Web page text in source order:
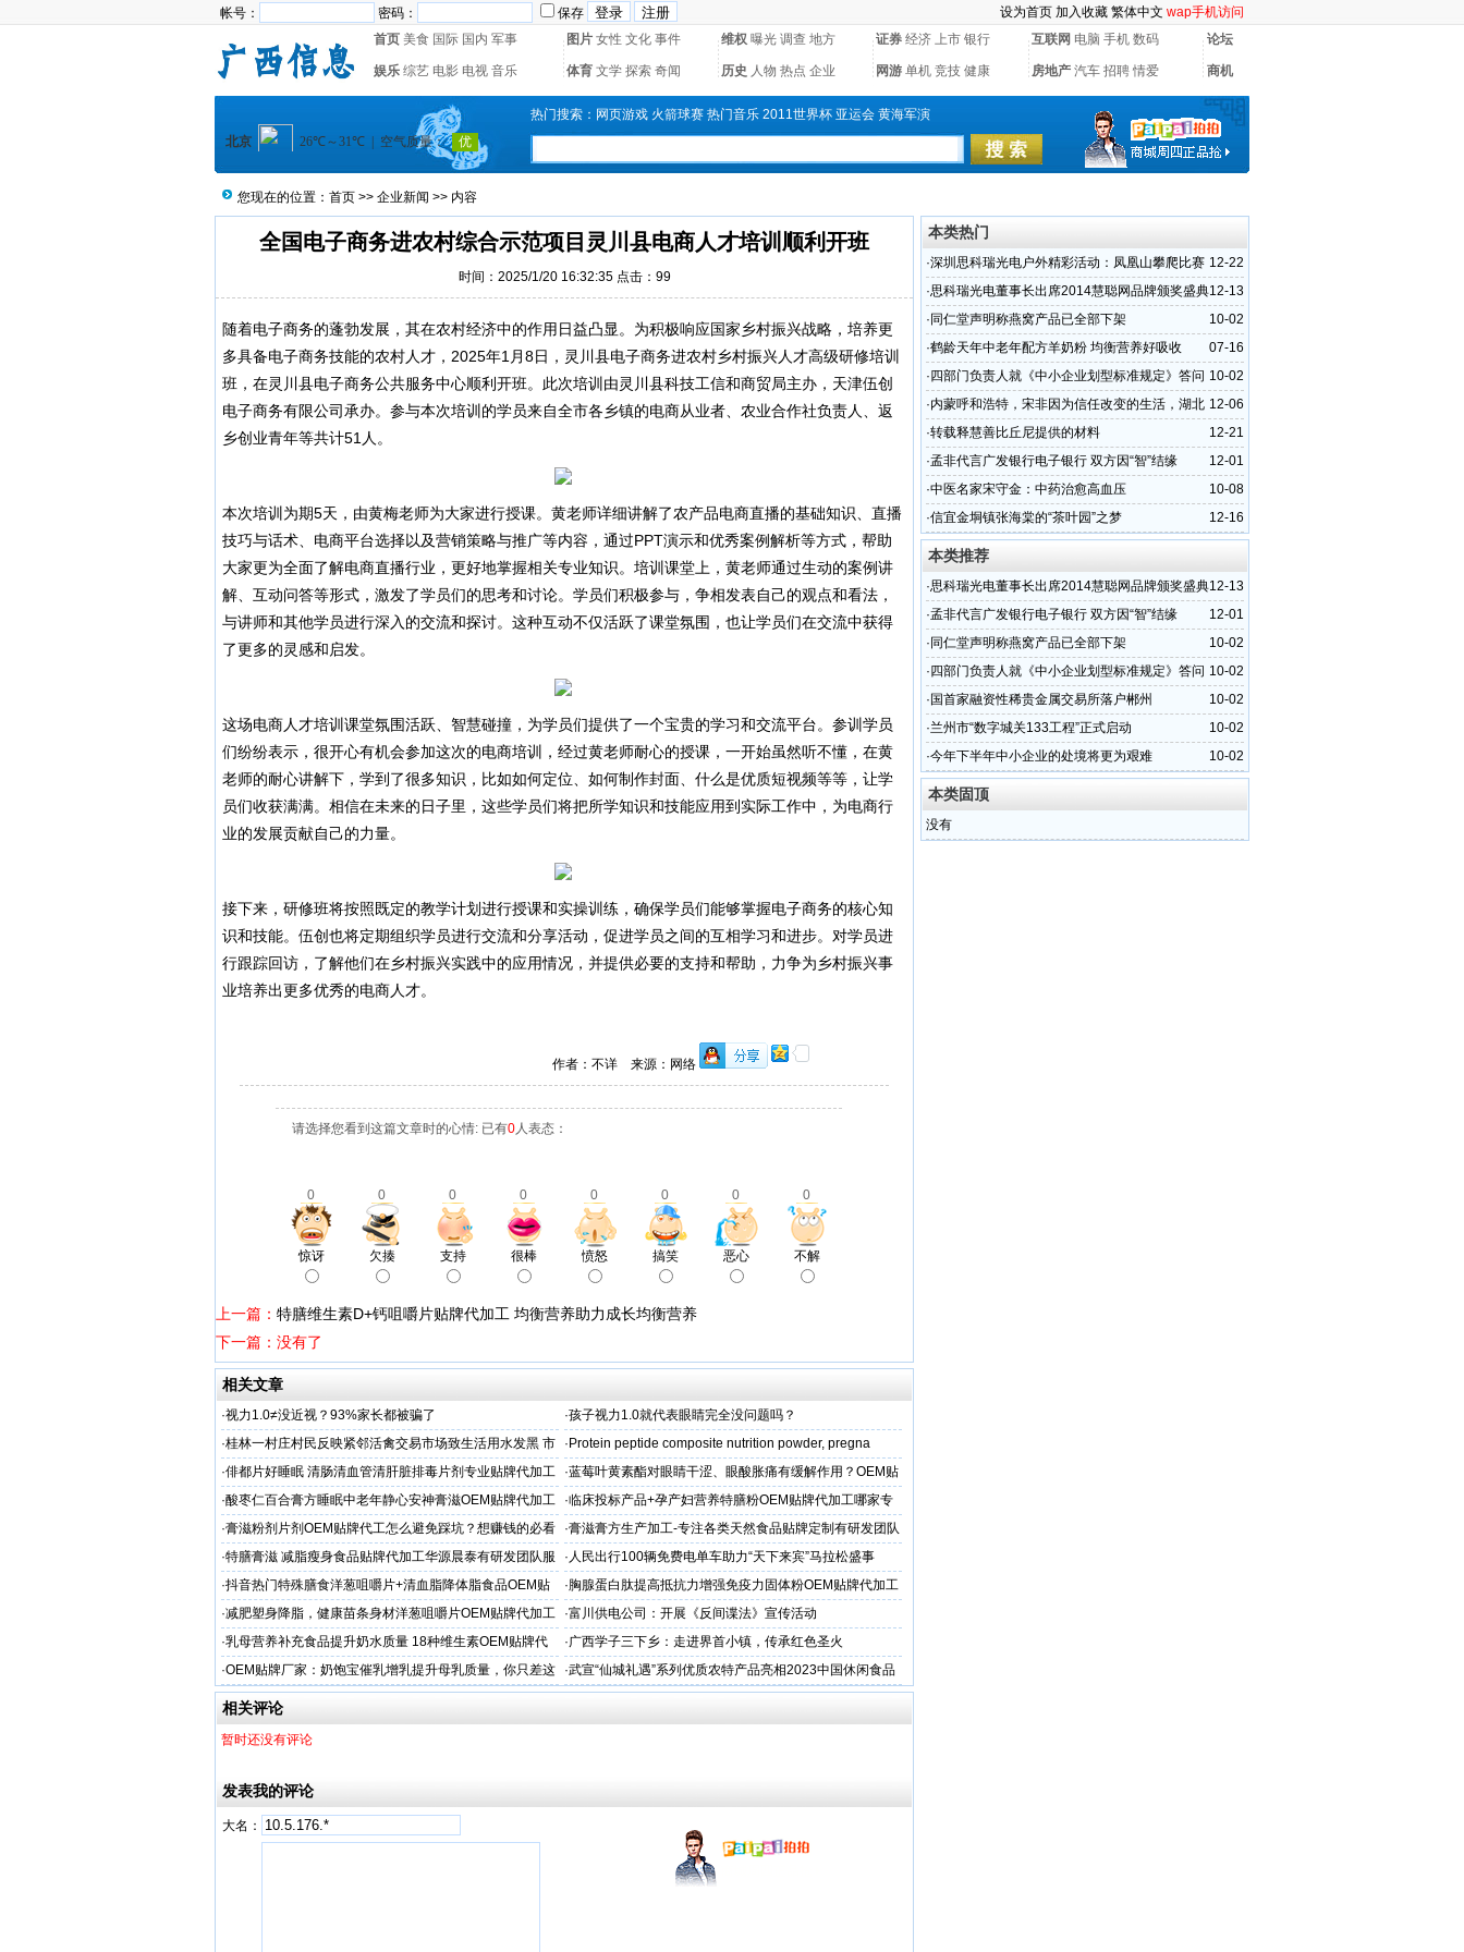
帐号： 密码： 保存 设为首页 加入收藏 繁体中文 wap手机访问
首页 美食 国际 国内 军事 图片 女性 文化 事件 维权 曝光 调查 地方 证券 经济 上市 银行 互联网 电脑 手机 数码 论坛
娱乐 综艺 电影 电视 音乐 体育 文学 探索 奇闻 历史 人物 热点 企业 网游 单机 竞技 健康 房地产 汽车 招聘 情爱 商机
热门搜索： 网页游戏 火箭球赛 热门音乐 2011世界杯 亚运会 黄海军演
您现在的位置： 首页 >> 企业新闻 >> 内容
全国电子商务进农村综合示范项目灵川县电商人才培训顺利开班
时间：2025/1/20 16:32:35 点击： 99
随着电子商务的蓬勃发展，其在农村经济中的作用日益凸显。为积极响应国家乡村振兴战略，培养更
多具备电子商务技能的农村人才，2025年1月8日，灵川县电子商务进农村乡村振兴人才高级研修培训
班，在灵川县电子商务公共服务中心顺利开班。此次培训由灵川县科技工信和商贸局主办，天津伍创
电子商务有限公司承办。参与本次培训的学员来自全市各乡镇的电商从业者、农业合作社负责人、返
乡创业青年等共计51人。
本次培训为期5天，由黄梅老师为大家进行授课。黄老师详细讲解了农产品电商直播的基础知识、直播
技巧与话术、电商平台选择以及营销策略与推广等内容，通过PPT演示和优秀案例解析等方式，帮助
大家更为全面了解电商直播行业，更好地掌握相关专业知识。培训课堂上，黄老师通过生动的案例讲
解、互动问答等形式，激发了学员们的思考和讨论。学员们积极参与，争相发表自己的观点和看法，
与讲师和其他学员进行深入的交流和探讨。这种互动不仅活跃了课堂氛围，也让学员们在交流中获得
了更多的灵感和启发。
这场电商人才培训课堂氛围活跃、智慧碰撞，为学员们提供了一个宝贵的学习和交流平台。参训学员
们纷纷表示，很开心有机会参加这次的电商培训，经过黄老师耐心的授课，一开始虽然听不懂，在黄
老师的耐心讲解下，学到了很多知识，比如如何定位、如何制作封面、什么是优质短视频等等，让学
员们收获满满。相信在未来的日子里，这些学员们将把所学知识和技能应用到实际工作中，为电商行
业的发展贡献自己的力量。
接下来，研修班将按照既定的教学计划进行授课和实操训练，确保学员们能够掌握电子商务的核心知
识和技能。伍创也将定期组织学员进行交流和分享活动，促进学员之间的互相学习和进步。对学员进
行跟踪回访，了解他们在乡村振兴实践中的应用情况，并提供必要的支持和帮助，力争为乡村振兴事
业培养出更多优秀的电商人才。
作者：不详 来源：网络
请选择您看到这篇文章时的心情: 已有0人表态：
0 0 0 0 0 0 0 0
惊讶 欠揍 支持 很棒 愤怒 搞笑 恶心 不解
上一篇： 特膳维生素D+钙咀嚼片贴牌代加工 均衡营养助力成长均衡营养
下一篇：没有了
相关文章
·视力1.0≠没近视？93%家长都被骗了 ·孩子视力1.0就代表眼睛完全没问题吗？
·桂林一村庄村民反映紧邻活禽交易市场致生活用水发黑 市
场称属“造谣”，联合调查组介入调查
· Protein peptide composite nutrition powder, pregna
·俳都片好睡眠 清肠清血管清肝脏排毒片剂专业贴牌代加工 ·蓝莓叶黄素酯对眼睛干涩、眼酸胀痛有缓解作用？OEM贴
牌代工
·酸枣仁百合膏方睡眠中老年静心安神膏滋OEM贴牌代加工
厂
·临床投标产品+孕产妇营养特膳粉OEM贴牌代加工哪家专
业
·膏滋粉剂片剂OEM贴牌代工怎么避免踩坑？想赚钱的必看 ·膏滋膏方生产加工-专注各类天然食品贴牌定制有研发团队
厂家
·特膳膏滋 减脂瘦身食品贴牌代加工华源晨泰有研发团队服
务商
· 人民出行100辆免费电单车助力“天下来宾”马拉松盛事
·抖音热门特殊膳食洋葱咀嚼片+清血脂降体脂食品OEM贴
牌加工
· 胸腺蛋白肽提高抵抗力增强免疫力固体粉OEM贴牌代加工
服务商
·减肥塑身降脂，健康苗条身材洋葱咀嚼片OEM贴牌代加工
服务商
·富川供电公司：开展《反间谍法》宣传活动
·乳母营养补充食品提升奶水质量 18种维生素OEM贴牌代
工
·广西学子三下乡：走进界首小镇，传承红色圣火
·OEM贴牌厂家：奶饱宝催乳增乳提升母乳质量，你只差这
一步！
·武宣“仙城礼遇”系列优质农特产品亮相2023中国休闲食品
饮料博览会
相关评论
暂时还没有评论
发表我的评论
大名：
本类热门
12-22
·深圳思科瑞光电户外精彩活动：凤凰山攀爬比赛
12-13
·思科瑞光电董事长出席2014慧聪网品牌颁奖盛典
（组图）
10-02
· 同仁堂声明称燕窝产品已全部下架
07-16
·鹤龄天年中老年配方羊奶粉 均衡营养好吸收
10-02
· 四部门负责人就《中小企业划型标准规定》答问
12-06
·内蒙呼和浩特，宋非因为信任改变的生活，湖北
卫视《大王小王》，为您讲述真诚宋非
12-21
·转载释慧善比丘尼提供的材料
12-01
·孟非代言广发银行电子银行 双方因“智”结缘
10-08
·中医名家宋守金：中药治愈高血压
12-16
·信宜金垌镇张海棠的“茶叶园”之梦
本类推荐
12-13
·思科瑞光电董事长出席2014慧聪网品牌颁奖盛典
（组图）
12-01
·孟非代言广发银行电子银行 双方因“智”结缘
10-02
· 同仁堂声明称燕窝产品已全部下架
10-02
· 四部门负责人就《中小企业划型标准规定》答问
10-02
· 国首家融资性稀贵金属交易所落户郴州
10-02
·兰州市“数字城关133工程”正式启动
10-02
·今年下半年中小企业的处境将更为艰难
本类固顶
没有